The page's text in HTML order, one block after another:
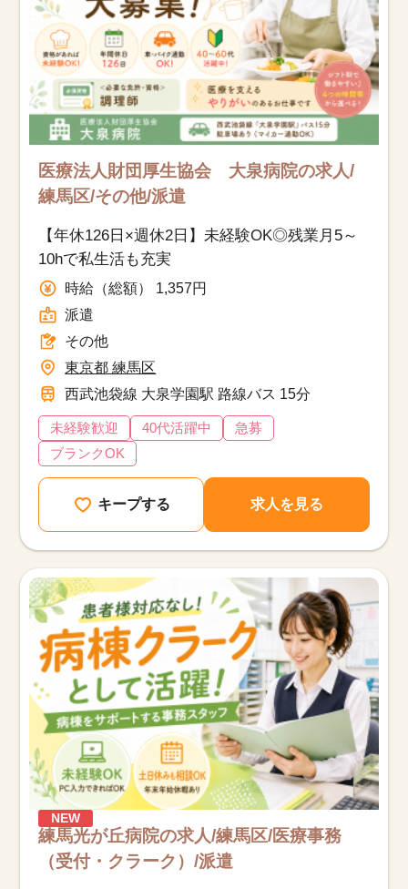
医療法人財団厚生協会 大泉病院の求人/
練馬区/その他/派遣
【年休126日×週休2日】未経験OK◎残業月5～
10hで私生活も充実
時給（総額） 1,357円
派遣
その他
東京都 練馬区
西武池袋線 大泉学園駅 路線バス 15分
未経験歓迎 40代活躍中
急募
ブランクOK
キープする 求人を見る
NEW
練馬光が丘病院の求人/練馬区/医療事務
（受付・クラーク）/派遣